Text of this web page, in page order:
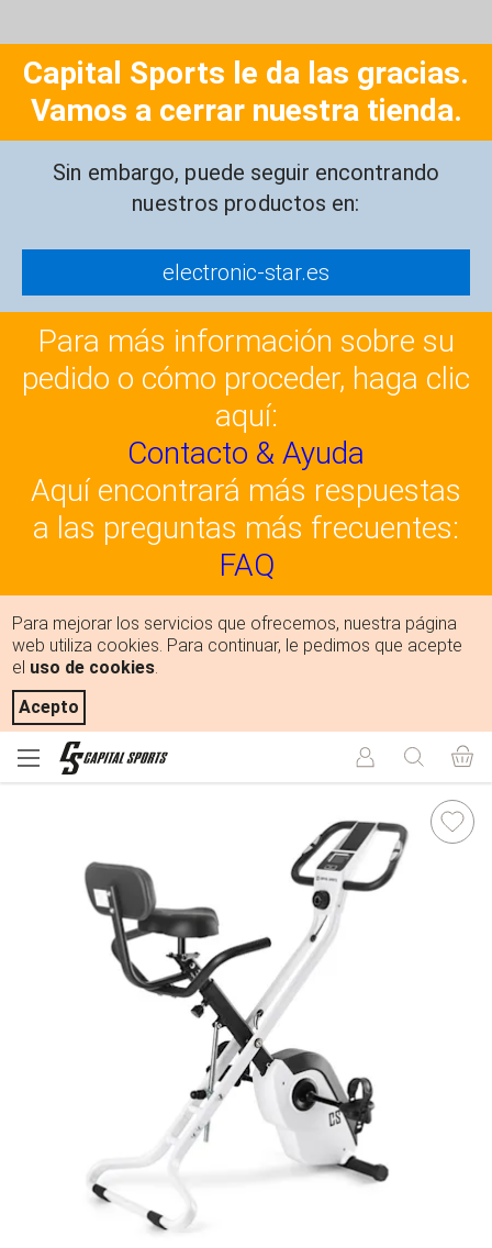
Capital Sports le da las gracias.
Vamos a cerrar nuestra tienda.
Sin embargo, puede seguir encontrando
nuestros productos en:
electronic-star.es
Para más información sobre su
pedido o cómo proceder, haga clic
aquí:
Contacto & Ayuda
Aquí encontrará más respuestas
a las preguntas más frecuentes:
FAQ
Para mejorar los servicios que ofrecemos, nuestra página
web utiliza cookies. Para continuar, le pedimos que acepte
el uso de cookies.
Acepto